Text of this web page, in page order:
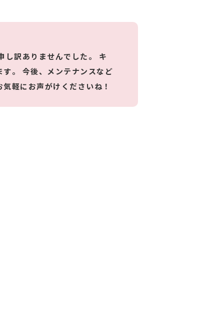
し訳ありませんでした。 キ
。 今後、メンテナンスなど
軽にお声がけくださいね！